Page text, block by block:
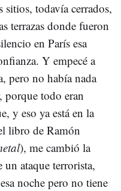
todavía cerrados,
terrazas donde fueron
en París esa
Y empecé a
pero no había nada
porque todo eran
y eso ya está en la
libro de Ramón
), me cambió la
un ataque terrorista,
noche pero no tiene